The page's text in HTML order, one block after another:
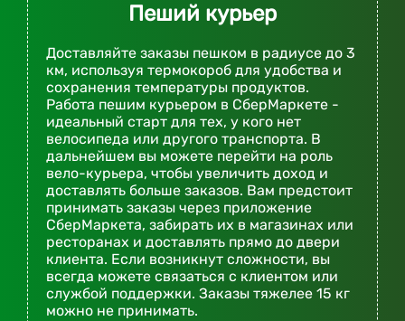
Пеший курьер
Доставляйте заказы пешком в радиусе до 3
км, используя термокороб для удобства и
сохранения температуры продуктов.
Работа пешим курьером в СберМаркете -
идеальный старт для тех, у кого нет
велосипеда или другого транспорта. В
дальнейшем вы можете перейти на роль
вело-курьера, чтобы увеличить доход и
доставлять больше заказов. Вам предстоит
принимать заказы через приложение
СберМаркета, забирать их в магазинах или
ресторанах и доставлять прямо до двери
клиента. Если возникнут сложности, вы
всегда можете связаться с клиентом или
службой поддержки. Заказы тяжелее 15 кг
можно не принимать.